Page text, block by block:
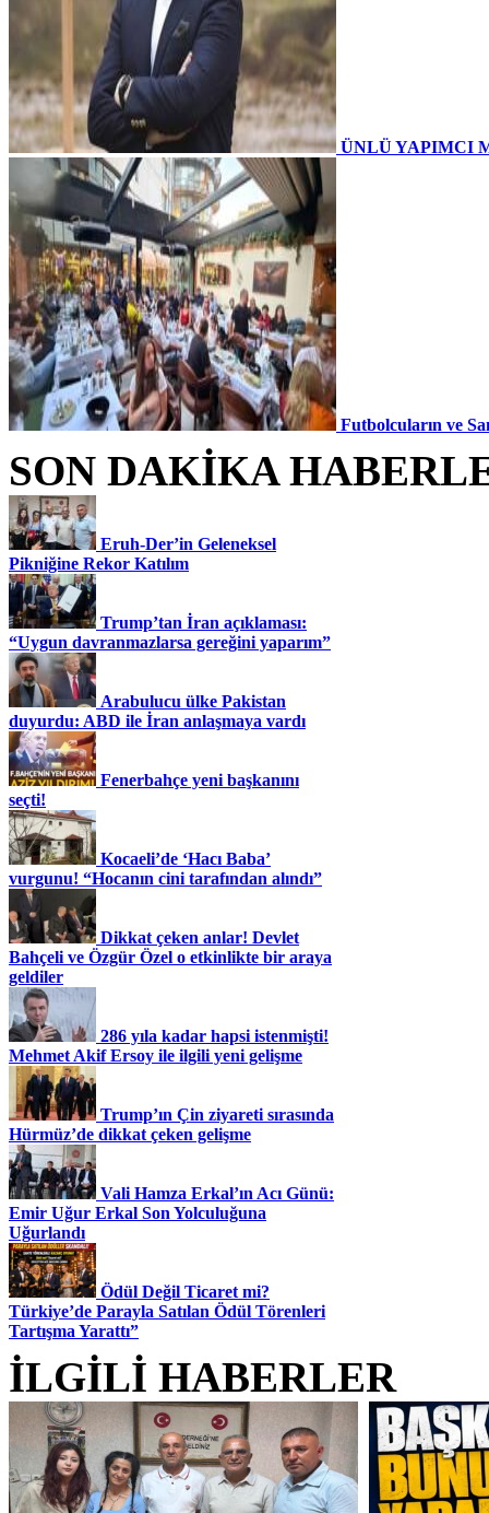
ÜNLÜ YAPIMCI
Futbolcuların ve
SON DAKİKA
Eruh-Der’in Geleneksel
Pikniğine Rekor Katılım
Trump’tan İran açıklaması:
“Uygun davranmazlarsa gereğini yaparım”
Arabulucu ülke Pakistan
duyurdu: ABD ile İran anlaşmaya vardı
Fenerbahçe yeni başkanını
seçti!
Kocaeli’de ‘Hacı Baba’
vurgunu! “Hocanın cini tarafından alındı”
Dikkat çeken anlar! Devlet
Bahçeli ve Özgür Özel o etkinlikte bir araya
geldiler
286 yıla kadar hapsi istenmişti!
Mehmet Akif Ersoy ile ilgili yeni gelişme
Trump’ın Çin ziyareti sırasında
Hürmüz’de dikkat çeken gelişme
Vali Hamza Erkal’ın Acı Günü:
Emir Uğur Erkal Son Yolculuğuna
Uğurlandı
Ödül Değil Ticaret mi?
Türkiye’de Parayla Satılan Ödül Törenleri
Tartışma Yarattı”
İLGİLİ HABERLER